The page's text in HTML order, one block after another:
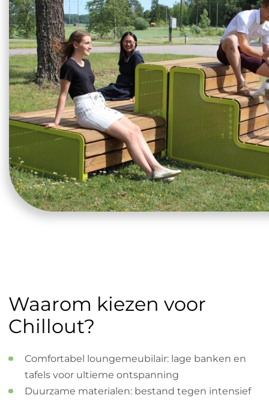
Waarom kiezen voor
Chillout?
Comfortabel loungemeubilair: lage banken en
tafels voor ultieme ontspanning
Duurzame materialen: bestand tegen intensief